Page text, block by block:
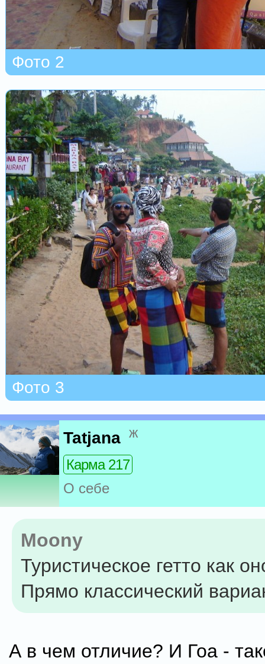
Фото 2
Фото 3
Tatjana ж
Карма 217
О себе
Moony
Туристическое гетто как
Прямо классический
А в чем отличие? И Гоа -